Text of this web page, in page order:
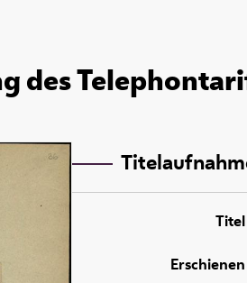
des
Titel
Erschienen